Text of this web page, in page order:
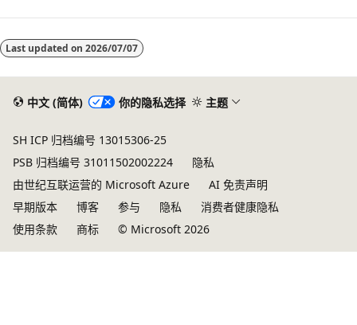
Last updated on 2026/07/07
中文 (简体) 你的隐私选择 主题
SH ICP 归档编号 13015306-25
PSB 归档编号 31011502002224
隐私
由世纪互联运营的 Microsoft Azure
AI 免责声明
早期版本
博客 参与 隐私
消费者健康隐私
使用条款
商标 © Microsoft 2026